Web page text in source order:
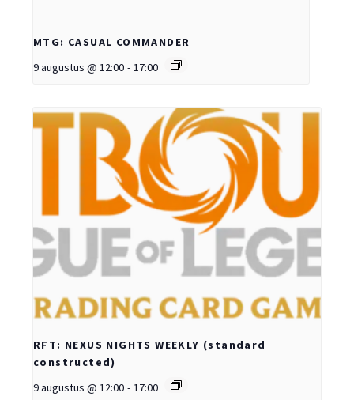
MTG: CASUAL COMMANDER
9 augustus @ 12:00 - 17:00
RFT: NEXUS NIGHTS WEEKLY (standard
constructed)
9 augustus @ 12:00 - 17:00